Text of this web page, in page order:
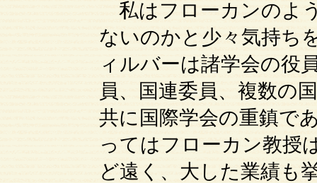
私はフローカンのよ
ないのかと少々気持ち
ィルバーは諸学会の役
員、国連委員、複数の
共に国際学会の重鎮で
ってはフローカン教授
ど遠く、大した業績も